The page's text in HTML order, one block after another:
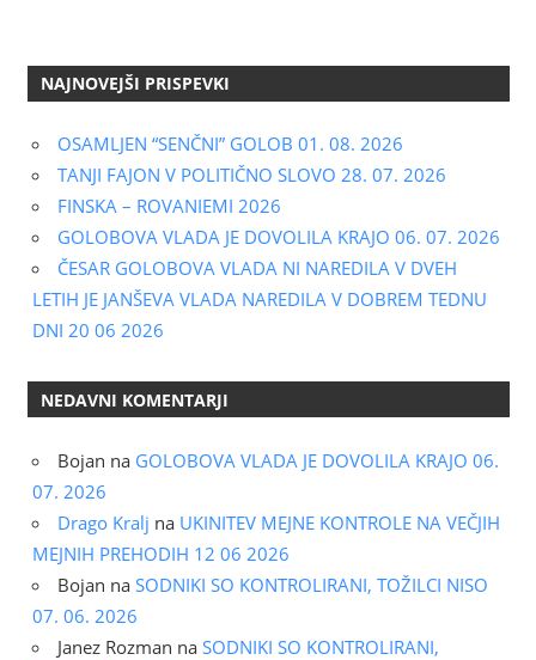
NAJNOVEJŠI PRISPEVKI
OSAMLJEN “SENČNI” GOLOB 01. 08. 2026
TANJI FAJON V POLITIČNO SLOVO 28. 07. 2026
FINSKA – ROVANIEMI 2026
GOLOBOVA VLADA JE DOVOLILA KRAJO 06. 07. 2026
ČESAR GOLOBOVA VLADA NI NAREDILA V DVEH
LETIH JE JANŠEVA VLADA NAREDILA V DOBREM TEDNU
DNI 20 06 2026
NEDAVNI KOMENTARJI
Bojan na GOLOBOVA VLADA JE DOVOLILA KRAJO 06.
07. 2026
Drago Kralj na UKINITEV MEJNE KONTROLE NA VEČJIH
MEJNIH PREHODIH 12 06 2026
Bojan na SODNIKI SO KONTROLIRANI, TOŽILCI NISO
07. 06. 2026
Janez Rozman na SODNIKI SO KONTROLIRANI,